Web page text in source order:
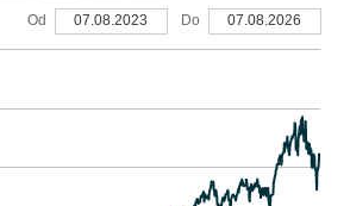
Od 07.08.2023 Do 07.08.2026